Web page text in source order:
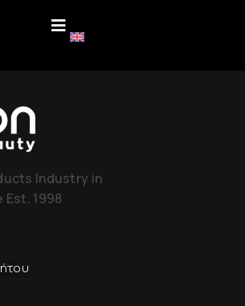
Industry in
1998